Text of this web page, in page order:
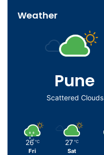
Weather
Pune
Scattered Clouds
26 ℃
Fri
27 ℃
Sat